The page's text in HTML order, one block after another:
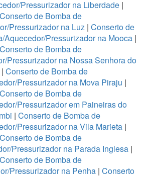
Pressurizador na Liberdade |
Conserto de Bomba de
Pressurizador na Luz | Conserto de
Aquecedor/Pressurizador na Mooca |
Conserto de Bomba de
Pressurizador na Nossa Senhora do
| Conserto de Bomba de
Pressurizador na Mova Piraju |
Conserto de Bomba de
Pressurizador em Paineiras do
| Conserto de Bomba de
Pressurizador na Vila Marieta |
Conserto de Bomba de
Pressurizador na Parada Inglesa |
Conserto de Bomba de
Pressurizador na Penha| Conserto